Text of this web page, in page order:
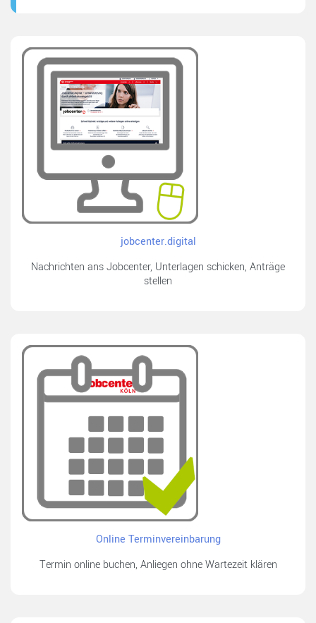
jobcenter.digital
Nachrichten ans Jobcenter, Unterlagen schicken, Anträge
stellen
Online Terminvereinbarung
Termin online buchen, Anliegen ohne Wartezeit klären